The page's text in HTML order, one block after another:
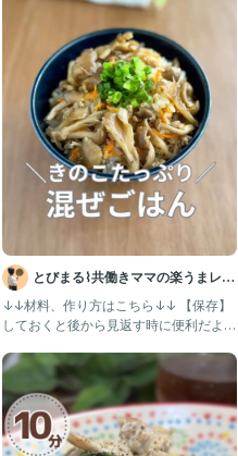
入れて全体に油がなじむように
、蓋をして弱火にして野菜が柔
)
を入れてとろみがつくまで混ぜ
、温かいご飯にかける。
どもたちにとって食べやすくな
ったりするの子もいるので、保育
こは冷凍すると栄養価が高まりま
とびまる⌇共働きママの楽うまレシ
ピ
↓↓材料、作り方はこちら↓↓ 【保存】
しておくと後から見返す時に便利だよ！